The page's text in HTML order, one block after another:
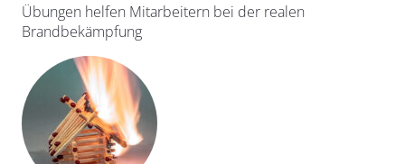
Übungen helfen Mitarbeitern bei der realen
Brandbekämpfung